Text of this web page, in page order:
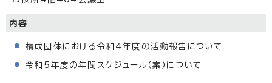
内容
構成団体における令和4年度の活動報告について
令和5年度の年間スケジュール（案）について